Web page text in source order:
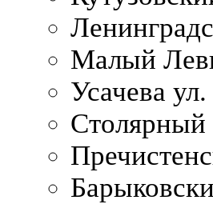
Малый
Усачева
Столярный